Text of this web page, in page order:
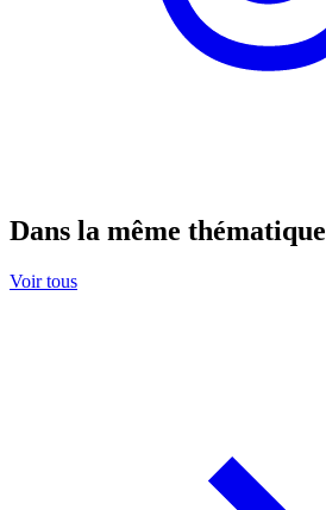
Dans la même thématique
Voir tous